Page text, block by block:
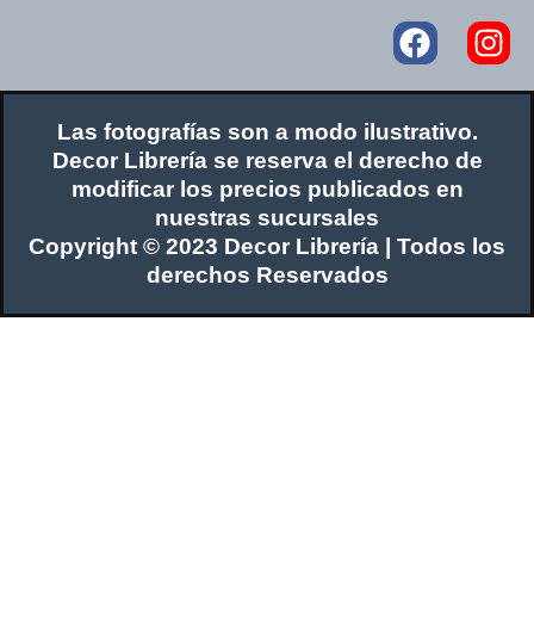
Las fotografías son a modo ilustrativo.
Decor Librería se reserva el derecho de
modificar los precios publicados en
nuestras sucursales
Copyright © 2023 Decor Librería | Todos los
derechos Reservados